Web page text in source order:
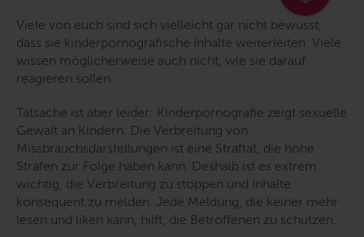
Viele von euch sind sich vielleicht gar nicht bewusst,
dass sie kinderpornografische Inhalte weiterleiten. Viele
wissen möglicherweise auch nicht, wie sie darauf
reagieren sollen.
Tatsache ist aber leider: Kinderpornografie zeigt sexuelle
Gewalt an Kindern. Die Verbreitung von
Missbrauchsdarstellungen ist eine Straftat, die hohe
Strafen zur Folge haben kann. Deshalb ist es extrem
wichtig, die Verbreitung zu stoppen und Inhalte
konsequent zu melden. Jede Meldung, die keiner mehr
lesen und liken kann, hilft, die Betroffenen zu schützen.